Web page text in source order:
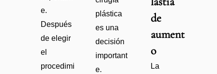
e.
Después
de elegir
el
procedimi
plástica
es una
decisión
important
e.
de
aument
o
La